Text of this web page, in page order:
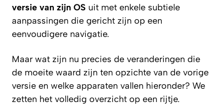
versie van zijn OS uit met enkele subtiele
aanpassingen die gericht zijn op een
eenvoudigere navigatie.
Maar wat zijn nu precies de veranderingen die
de moeite waard zijn ten opzichte van de vorige
versie en welke apparaten vallen hieronder? We
zetten het volledig overzicht op een rijtje.